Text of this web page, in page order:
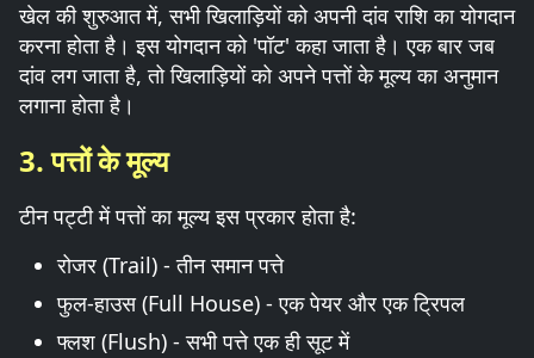
खेल की शुरुआत में, सभी खिलाड़ियों को अपनी दांव राशि का योगदान
करना होता है। इस योगदान को 'पॉट' कहा जाता है। एक बार जब
दांव लग जाता है, तो खिलाड़ियों को अपने पत्तों के मूल्य का अनुमान
लगाना होता है।
3. पत्तों के मूल्य
टीन पट्टी में पत्तों का मूल्य इस प्रकार होता है:
रोजर (Trail) - तीन समान पत्ते
फुल-हाउस (Full House) - एक पेयर और एक ट्रिपल
फ्लश (Flush) - सभी पत्ते एक ही सूट में